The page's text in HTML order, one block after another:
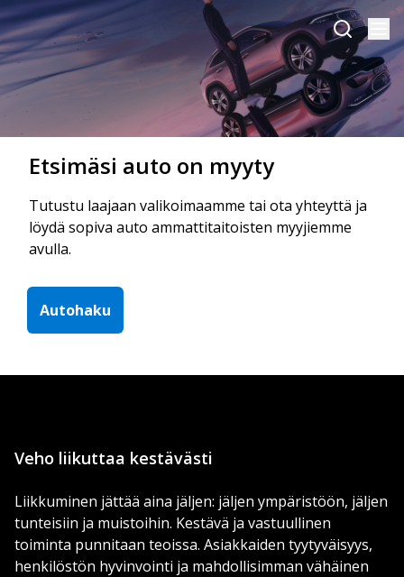
Etsimäsi auto on myyty
Tutustu laajaan valikoimaamme tai ota yhteyttä ja
löydä sopiva auto ammattitaitoisten myyjiemme
avulla.
Autohaku
Veho liikuttaa kestävästi
Liikkuminen jättää aina jäljen: jäljen ympäristöön, jäljen
tunteisiin ja muistoihin. Kestävä ja vastuullinen
toiminta punnitaan teoissa. Asiakkaiden tyytyväisyys,
henkilöstön hyvinvointi ja mahdollisimman vähäinen